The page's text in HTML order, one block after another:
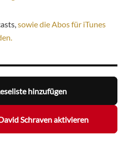
sowie die Abos für iTunes
hinzufügen
Schraven aktivieren